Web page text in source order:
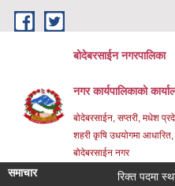
Skip to main content
बोदेबरसाईन नगरपालिका
नगर कार्यपालिकाको
बोदेबरसाईन, सप्तरी, मधेश
शहरी कृषि उधयोगमा आधारित,
बोदेबरसाईन नगर
समाचार रिक्त पदमा